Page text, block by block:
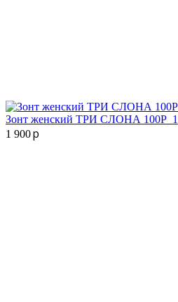
Зонт женский ТРИ СЛОНА 100P_1
1 900p